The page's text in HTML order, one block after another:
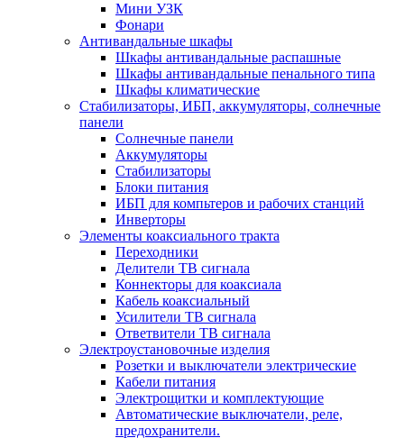
Мини УЗК
Фонари
Антивандальные шкафы
Шкафы антивандальные распашные
Шкафы антивандальные пенального типа
Шкафы климатические
Стабилизаторы, ИБП, аккумуляторы, солнечные
панели
Солнечные панели
Аккумуляторы
Стабилизаторы
Блоки питания
ИБП для компьтеров и рабочих станций
Инверторы
Элементы коаксиального тракта
Переходники
Делители ТВ сигнала
Коннекторы для коаксиала
Кабель коаксиальный
Усилители ТВ сигнала
Ответвители ТВ сигнала
Электроустановочные изделия
Розетки и выключатели электрические
Кабели питания
Электрощитки и комплектующие
Автоматические выключатели, реле,
предохранители.